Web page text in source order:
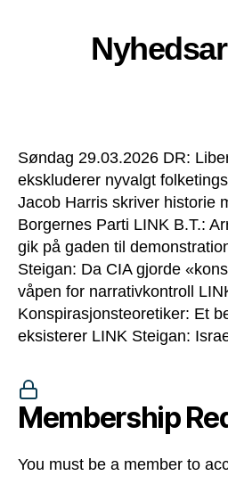
Søndag 29.03.2026 DR:
ekskluderer nyvalgt
Jacob Harris skriver historie
Borgernes Parti LINK B.T.:
gik på gaden til
Steigan: Da CIA gjorde
våpen for narrativkontroll
Konspirasjonsteoretiker: Et
eksisterer LINK Steigan:
Membership
You must be a member to